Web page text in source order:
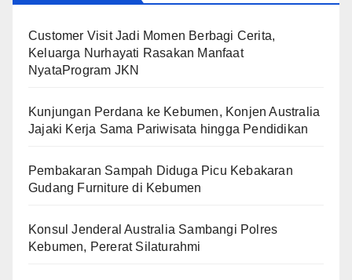
Customer Visit Jadi Momen Berbagi Cerita,
Keluarga Nurhayati Rasakan Manfaat
NyataProgram JKN
Kunjungan Perdana ke Kebumen, Konjen Australia
Jajaki Kerja Sama Pariwisata hingga Pendidikan
Pembakaran Sampah Diduga Picu Kebakaran
Gudang Furniture di Kebumen
Konsul Jenderal Australia Sambangi Polres
Kebumen, Pererat Silaturahmi